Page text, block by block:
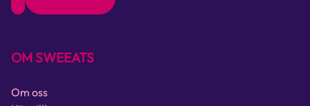
OM SWEEATS
Om oss